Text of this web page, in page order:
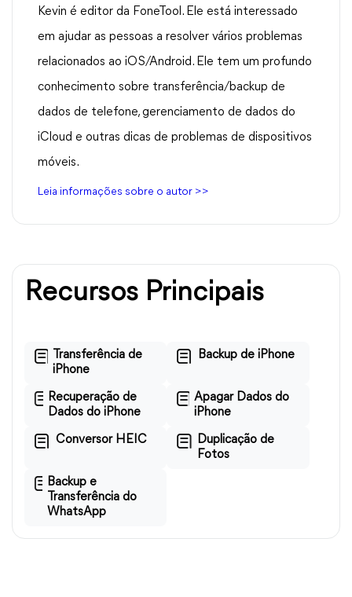
Kevin é editor da FoneTool. Ele está interessado
em ajudar as pessoas a resolver vários problemas
relacionados ao iOS/Android. Ele tem um profundo
conhecimento sobre transferência/backup de
dados de telefone, gerenciamento de dados do
iCloud e outras dicas de problemas de dispositivos
móveis.
Leia informações sobre o autor >>
Recursos Principais
Transferência de
iPhone
Backup de iPhone
Recuperação de
Dados do iPhone
Apagar Dados do
iPhone
Conversor HEIC
Duplicação de
Fotos
Backup e
Transferência do
WhatsApp